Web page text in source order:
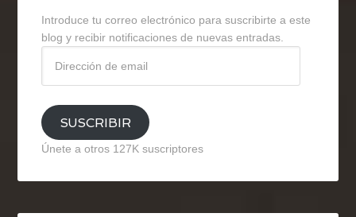
Introduce tu correo electrónico para suscribirte a este
blog y recibir notificaciones de nuevas entradas.
email
SUSCRIBIR
Únete a otros 127K suscriptores